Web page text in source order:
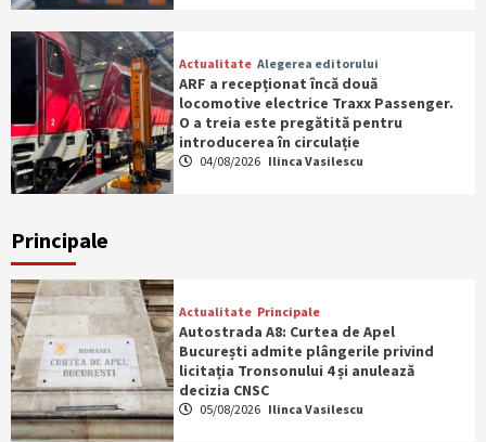
Actualitate Alegerea editorului
ARF a recepționat încă două
locomotive electrice Traxx Passenger.
O a treia este pregătită pentru
introducerea în circulație
04/08/2026 Ilinca Vasilescu
Principale
Actualitate Principale
Autostrada A8: Curtea de Apel
București admite plângerile privind
licitația Tronsonului 4 și anulează
decizia CNSC
05/08/2026 Ilinca Vasilescu